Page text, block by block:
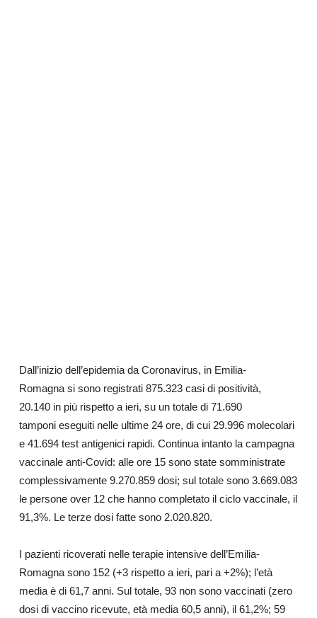
Dall’inizio dell’epidemia da Coronavirus, in Emilia-
Romagna si sono registrati 875.323 casi di positività,
20.140 in più rispetto a ieri, su un totale di 71.690
tamponi eseguiti nelle ultime 24 ore, di cui 29.996 molecolari
e 41.694 test antigenici rapidi. Continua intanto la campagna
vaccinale anti-Covid: alle ore 15 sono state somministrate
complessivamente 9.270.859 dosi; sul totale sono 3.669.083
le persone over 12 che hanno completato il ciclo vaccinale, il
91,3%. Le terze dosi fatte sono 2.020.820.
I pazienti ricoverati nelle terapie intensive dell’Emilia-
Romagna sono 152 (+3 rispetto a ieri, pari a +2%); l’età
media è di 61,7 anni. Sul totale, 93 non sono vaccinati (zero
dosi di vaccino ricevute, età media 60,5 anni), il 61,2%; 59